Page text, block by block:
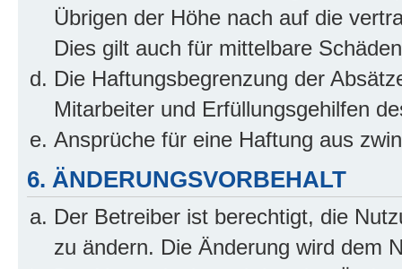
Übrigen der Höhe nach auf die
Dies gilt auch für mittelbare
Die Haftungsbegrenzung der
Mitarbeiter und Erfüllungsgehilfen
Ansprüche für eine Haftung aus
6. ÄNDERUNGSVORBEHALT
Der Betreiber ist berechtigt, die
zu ändern. Die Änderung wird dem